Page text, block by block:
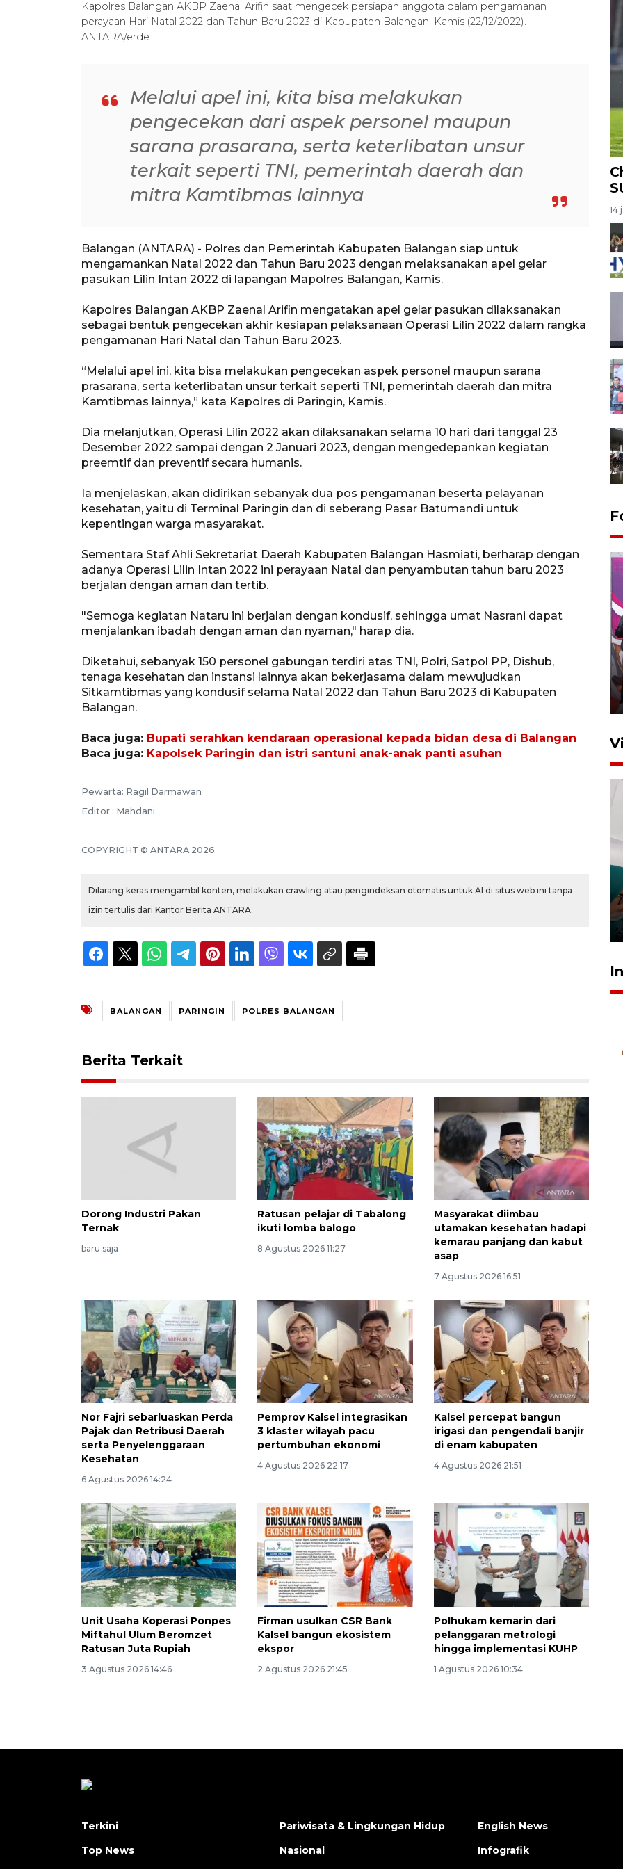
Kapolres Balangan AKBP Zaenal Arifin saat mengecek persiapan anggota dalam pengamanan
perayaan Hari Natal 2022 dan Tahun Baru 2023 di Kabupaten Balangan, Kamis (22/12/2022).
ANTARA/erde
Melalui apel ini, kita bisa melakukan
pengecekan dari aspek personel maupun
sarana prasarana, serta keterlibatan unsur
terkait seperti TNI, pemerintah daerah dan
mitra Kamtibmas lainnya
Balangan (ANTARA) - Polres dan Pemerintah Kabupaten Balangan siap untuk
mengamankan Natal 2022 dan Tahun Baru 2023 dengan melaksanakan apel gelar
pasukan Lilin Intan 2022 di lapangan Mapolres Balangan, Kamis.
Kapolres Balangan AKBP Zaenal Arifin mengatakan apel gelar pasukan dilaksanakan
sebagai bentuk pengecekan akhir kesiapan pelaksanaan Operasi Lilin 2022 dalam rangka
pengamanan Hari Natal dan Tahun Baru 2023.
“Melalui apel ini, kita bisa melakukan pengecekan aspek personel maupun sarana
prasarana, serta keterlibatan unsur terkait seperti TNI, pemerintah daerah dan mitra
Kamtibmas lainnya,” kata Kapolres di Paringin, Kamis.
Dia melanjutkan, Operasi Lilin 2022 akan dilaksanakan selama 10 hari dari tanggal 23
Desember 2022 sampai dengan 2 Januari 2023, dengan mengedepankan kegiatan
preemtif dan preventif secara humanis.
Ia menjelaskan, akan didirikan sebanyak dua pos pengamanan beserta pelayanan
kesehatan, yaitu di Terminal Paringin dan di seberang Pasar Batumandi untuk
kepentingan warga masyarakat.
Sementara Staf Ahli Sekretariat Daerah Kabupaten Balangan Hasmiati, berharap dengan
adanya Operasi Lilin Intan 2022 ini perayaan Natal dan penyambutan tahun baru 2023
berjalan dengan aman dan tertib.
"Semoga kegiatan Nataru ini berjalan dengan kondusif, sehingga umat Nasrani dapat
menjalankan ibadah dengan aman dan nyaman," harap dia.
Diketahui, sebanyak 150 personel gabungan terdiri atas TNI, Polri, Satpol PP, Dishub,
tenaga kesehatan dan instansi lainnya akan bekerjasama dalam mewujudkan
Sitkamtibmas yang kondusif selama Natal 2022 dan Tahun Baru 2023 di Kabupaten
Balangan.
Baca juga: Bupati serahkan kendaraan operasional kepada bidan desa di Balangan
Baca juga: Kapolsek Paringin dan istri santuni anak-anak panti asuhan
Pewarta: Ragil Darmawan
Editor : Mahdani
COPYRIGHT © ANTARA 2026
Dilarang keras mengambil konten, melakukan crawling atau pengindeksan otomatis untuk AI di situs web ini tanpa
izin tertulis dari Kantor Berita ANTARA.
BALANGAN PARINGIN POLRES BALANGAN
Berita Terkait
Dorong Industri Pakan
Ternak
baru saja
Ratusan pelajar di Tabalong
ikuti lomba balogo
8 Agustus 2026 11:27
Masyarakat diimbau
utamakan kesehatan hadapi
kemarau panjang dan kabut
asap
7 Agustus 2026 16:51
Nor Fajri sebarluaskan Perda
Pajak dan Retribusi Daerah
serta Penyelenggaraan
Kesehatan
6 Agustus 2026 14:24
Pemprov Kalsel integrasikan
3 klaster wilayah pacu
pertumbuhan ekonomi
4 Agustus 2026 22:17
Kalsel percepat bangun
irigasi dan pengendali banjir
di enam kabupaten
4 Agustus 2026 21:51
Unit Usaha Koperasi Ponpes
Miftahul Ulum Beromzet
Ratusan Juta Rupiah
3 Agustus 2026 14:46
Firman usulkan CSR Bank
Kalsel bangun ekosistem
ekspor
2 Agustus 2026 21:45
Polhukam kemarin dari
pelanggaran metrologi
hingga implementasi KUHP
1 Agustus 2026 10:34
14
pembukaan Turnamen Sepak
Bola Usia Dini
23 Juli 2026 21:36
Pendidikan Kesetaraan
SPHP jaga harga beras
2026-08-08 06:00:00
Terkini
Top News
Pariwisata & Lingkungan Hidup
Nasional
English News
Infografik